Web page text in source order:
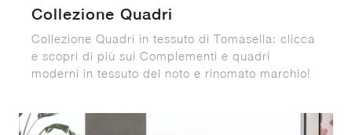
Collezione Quadri
Collezione Quadri in tessuto di Tomasella: clicca
e scopri di più sui Complementi e quadri
moderni in tessuto del noto e rinomato marchio!